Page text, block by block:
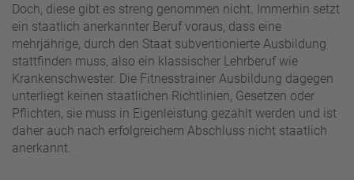
Doch, diese gibt es streng genommen nicht. Immerhin setzt
ein staatlich anerkannter Beruf voraus, dass eine
mehrjährige, durch den Staat subventionierte Ausbildung
stattfinden muss, also ein klassischer Lehrberuf wie
Krankenschwester. Die Fitnesstrainer Ausbildung dagegen
unterliegt keinen staatlichen Richtlinien, Gesetzen oder
Pflichten, sie muss in Eigenleistung gezahlt werden und ist
daher auch nach erfolgreichem Abschluss nicht staatlich
anerkannt.